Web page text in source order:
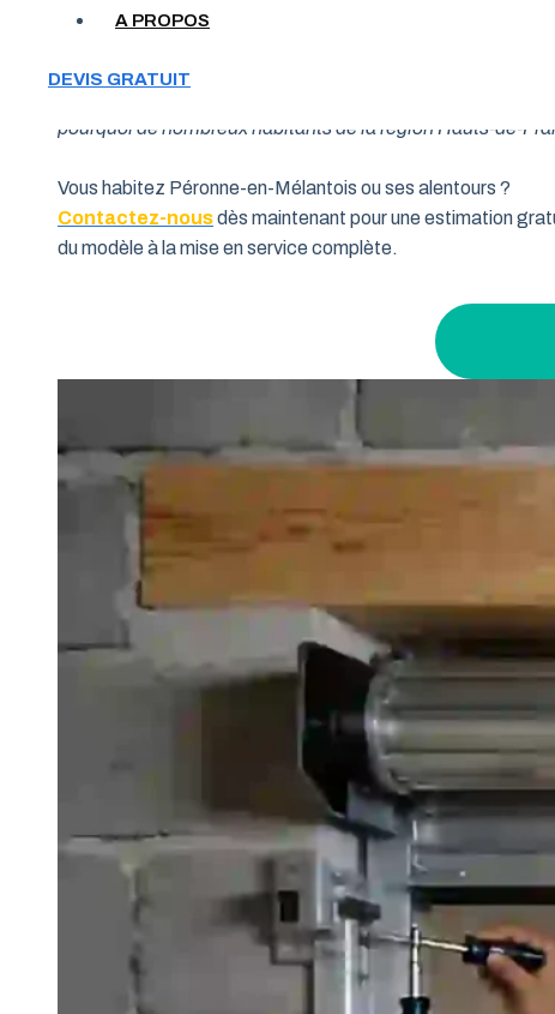
A PROPOS
DEVIS GRATUIT
pourquoi de nombreux habitants de la région Hauts-de-
Vous habitez Péronne-en-Mélantois ou ses alentours ?
Contactez-nousdès maintenant pour une estimation
du modèle à la mise en service complète.